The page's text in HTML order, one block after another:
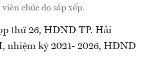
viên chức do sắp xếp.
thứ 26, HĐND TP. Hải
nhiệm kỳ 2021- 2026, HĐND